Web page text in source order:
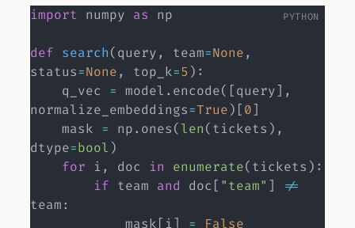
import numpy as np
def search(query, team=None,
status=None, top_k=5 ) :
    q_vec
= model . encode( [query] ,
normalize_embeddings=True) [0]
    mask
= np. ones(len(tickets ) ,
dtype=bool )
for i, doc in enumerate(tickets ) :
if team and doc [ "team" ]
!=
team:
            mask
[ i] = False